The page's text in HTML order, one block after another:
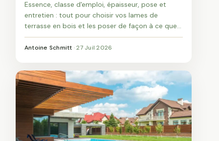
Essence, classe d'emploi, épaisseur, pose et
entretien : tout pour choisir vos lames de
terrasse en bois et les poser de façon à ce que
la terrasse dure vraiment.
Antoine Schmitt ·27 Juil 2026